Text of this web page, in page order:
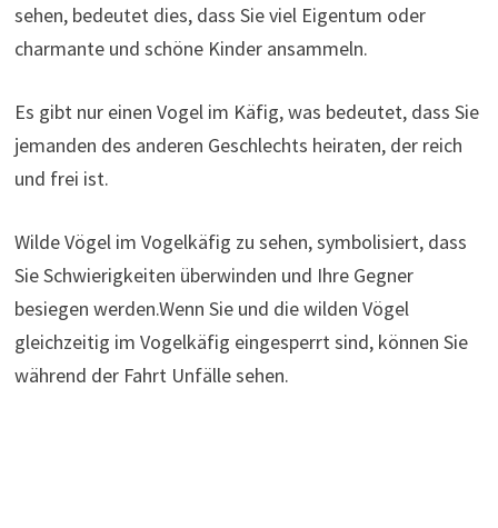
sehen, bedeutet dies, dass Sie viel Eigentum oder
charmante und schöne Kinder ansammeln.
Es gibt nur einen Vogel im Käfig, was bedeutet, dass Sie
jemanden des anderen Geschlechts heiraten, der reich
und frei ist.
Wilde Vögel im Vogelkäfig zu sehen, symbolisiert, dass
Sie Schwierigkeiten überwinden und Ihre Gegner
besiegen werden.Wenn Sie und die wilden Vögel
gleichzeitig im Vogelkäfig eingesperrt sind, können Sie
während der Fahrt Unfälle sehen.